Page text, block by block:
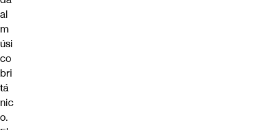
al
m
úsi
co
bri
tá
nic
o.